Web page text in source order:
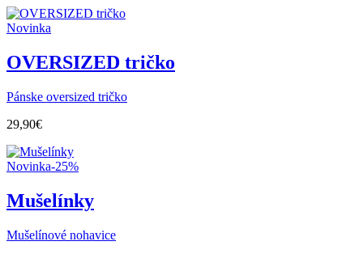
Novinka
OVERSIZED tričko
Pánske oversized tričko
29,90€
Novinka-25%
Mušelínky
Mušelínové nohavice